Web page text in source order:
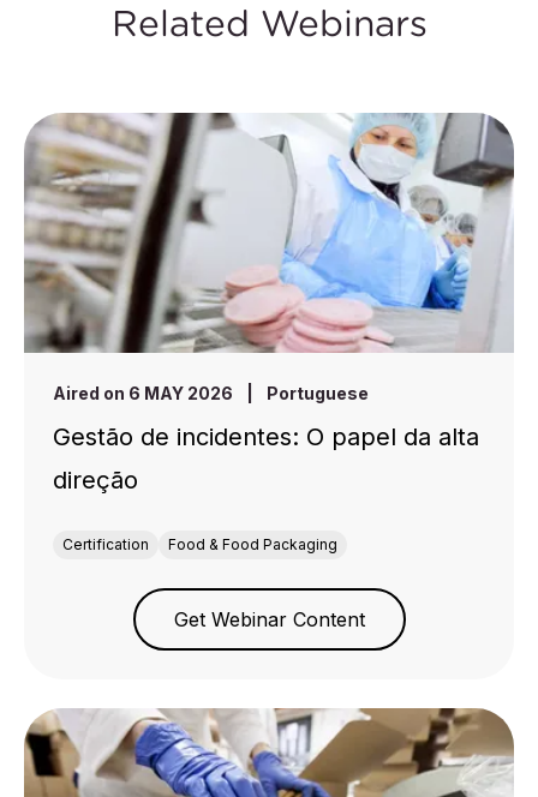
Related Webinars
Aired on 6 MAY 2026 Portuguese
Gestão de incidentes: O papel da alta
direção
Certification Food & Food Packaging
Get Webinar Content